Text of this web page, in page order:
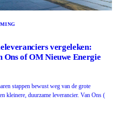
vergeleken:
Ons of OM Nieuwe Energie
stappen bewust weg van de grote
kleinere, duurzame leverancier. Van Ons (